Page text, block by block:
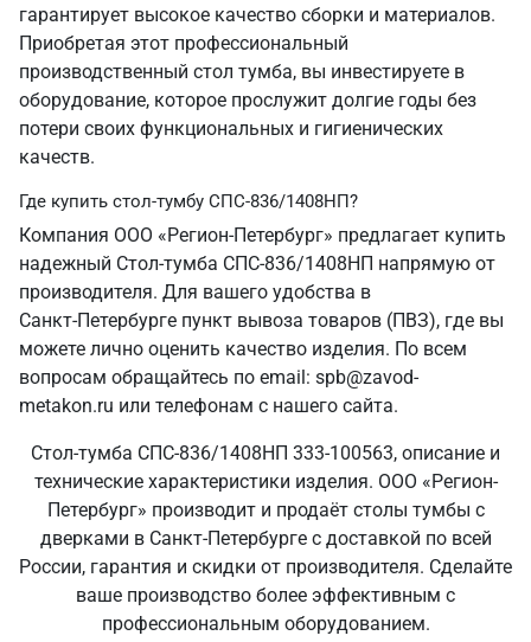
гарантирует высокое качество сборки и материалов.
Приобретая этот профессиональный
производственный стол тумба, вы инвестируете в
оборудование, которое прослужит долгие годы без
потери своих функциональных и гигиенических
качеств.
Где купить стол-тумбу СПС-836/1408НП?
Компания ООО «Регион-Петербург» предлагает купить
надежный Стол-тумба СПС-836/1408НП напрямую от
производителя. Для вашего удобства в
Санкт‑Петербурге пункт вывоза товаров (ПВЗ), где вы
можете лично оценить качество изделия. По всем
вопросам обращайтесь по email: spb@zavod-
metakon.ru или телефонам с нашего сайта.
Стол-тумба СПС-836/1408НП 333-100563, описание и
технические характеристики изделия. ООО «Регион-
Петербург» производит и продаёт столы тумбы с
дверками в Санкт‑Петербурге с доставкой по всей
России, гарантия и скидки от производителя. Сделайте
ваше производство более эффективным с
профессиональным оборудованием.